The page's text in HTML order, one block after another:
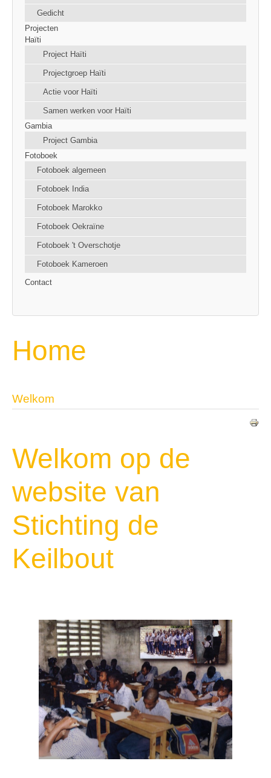
Gedicht
Projecten
Haïti
Project Haïti
Projectgroep Haïti
Actie voor Haïti
Samen werken voor Haïti
Gambia
Project Gambia
Fotoboek
Fotoboek algemeen
Fotoboek India
Fotoboek Marokko
Fotoboek Oekraïne
Fotoboek 't Overschotje
Fotoboek Kameroen
Contact
Home
Welkom
Welkom op de
website van
Stichting de
Keilbout